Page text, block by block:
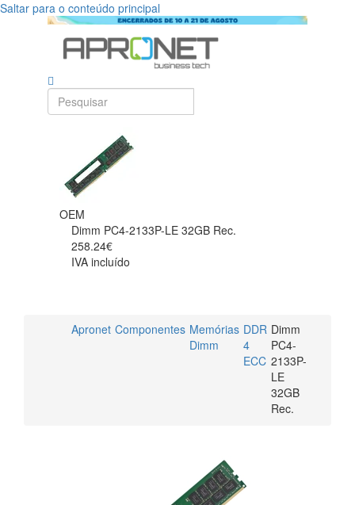
Saltar para o conteúdo principal
OEM
Dimm PC4-2133P-LE 32GB Rec.
258.24€
IVA incluído
Apronet Componentes Memórias
Dimm
DDR
4
ECC
Dimm
PC4-
2133P-
LE
32GB
Rec.